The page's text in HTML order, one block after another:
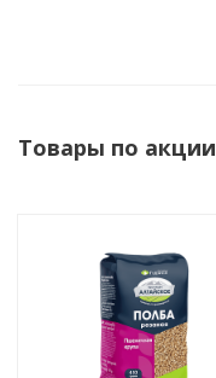
Товары по акции